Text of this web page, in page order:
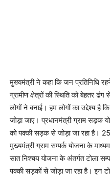
मुख्यमंत्री ने कहा कि जन प्रतिनिधि
ग्रामीण क्षेत्रों की स्थिति को बेहतर
लोगों ने बनाई। हम लोगों का उद्देश्य है
जोड़ा जाए। प्रधानमंत्री ग्राम सड़क
को पक्की सड़क से जोड़ा जा रहा है।
मुख्यमंत्री ग्राम सम्पर्क योजना के
सात निश्चय योजना के अंतर्गत टोला
पक्की सड़कों से जोड़ा जा रहा है। इन